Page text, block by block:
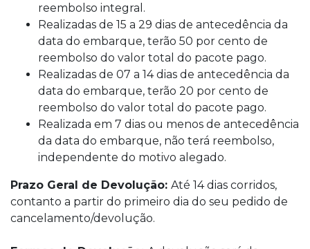
reembolso integral.
Realizadas de 15 a 29 dias de antecedência da
data do embarque, terão 50 por cento de
reembolso do valor total do pacote pago.
Realizadas de 07 a 14 dias de antecedência da
data do embarque, terão 20 por cento de
reembolso do valor total do pacote pago.
Realizada em 7 dias ou menos de antecedência
da data do embarque, não terá reembolso,
independente do motivo alegado.
Prazo Geral de Devolução: Até 14 dias corridos,
contanto a partir do primeiro dia do seu pedido de
cancelamento/devolução.